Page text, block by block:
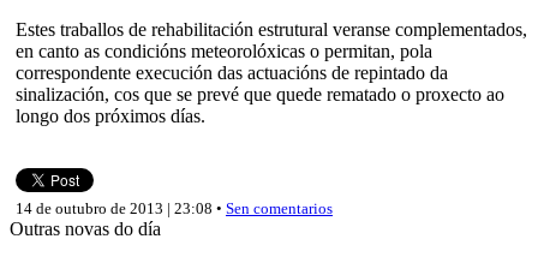
Estes traballos de rehabilitación estrutural veranse complementados,
en canto as condicións meteorolóxicas o permitan, pola
correspondente execución das actuacións de repintado da
sinalización, cos que se prevé que quede rematado o proxecto ao
longo dos próximos días.
14 de outubro de 2013 | 23:08 • Sen comentarios
Outras novas do día